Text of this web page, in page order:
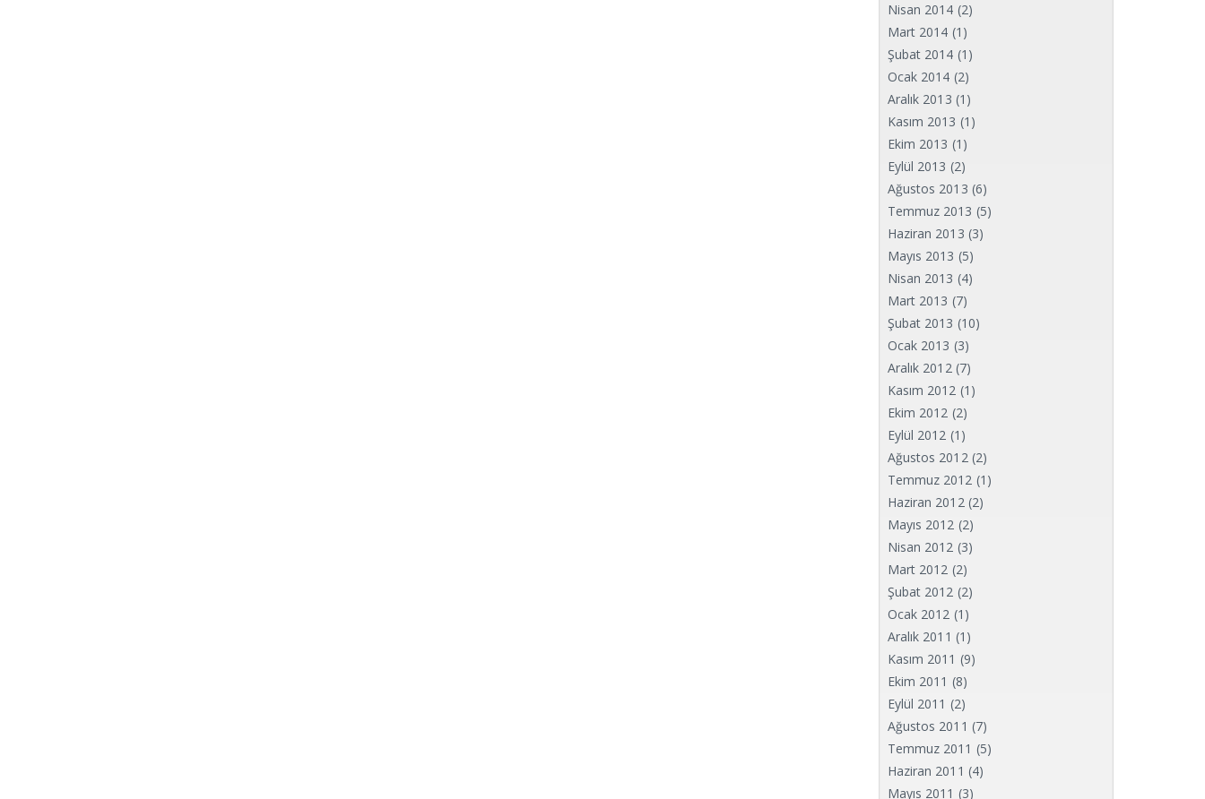
Nisan 2014 (2)
Mart 2014 (1)
Şubat 2014 (1)
Ocak 2014 (2)
Aralık 2013 (1)
Kasım 2013 (1)
Ekim 2013 (1)
Eylül 2013 (2)
Ağustos 2013 (6)
Temmuz 2013 (5)
Haziran 2013 (3)
Mayıs 2013 (5)
Nisan 2013 (4)
Mart 2013 (7)
Şubat 2013 (10)
Ocak 2013 (3)
Aralık 2012 (7)
Kasım 2012 (1)
Ekim 2012 (2)
Eylül 2012 (1)
Ağustos 2012 (2)
Temmuz 2012 (1)
Haziran 2012 (2)
Mayıs 2012 (2)
Nisan 2012 (3)
Mart 2012 (2)
Şubat 2012 (2)
Ocak 2012 (1)
Aralık 2011 (1)
Kasım 2011 (9)
Ekim 2011 (8)
Eylül 2011 (2)
Ağustos 2011 (7)
Temmuz 2011 (5)
Haziran 2011 (4)
Mayıs 2011 (3)